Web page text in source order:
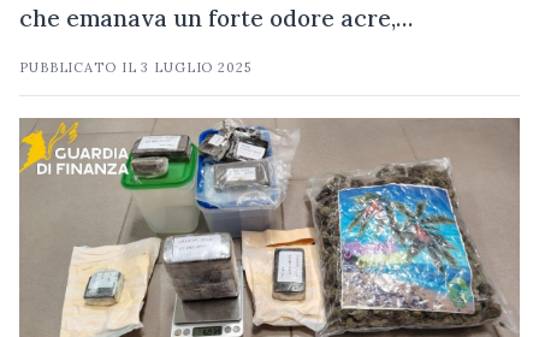
che emanava un forte odore acre,…
PUBBLICATO IL3 LUGLIO 2025